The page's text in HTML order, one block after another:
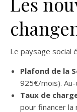
Le paysage social
Plafond de la
925€/mois).
Taux de
pour financer